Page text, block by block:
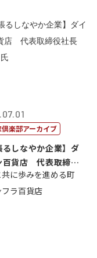
楽部アーカイブ
るしなやか企業】ダ
百貨店 代表取締役
山 ...
に歩みを進める町
ラ百貨店